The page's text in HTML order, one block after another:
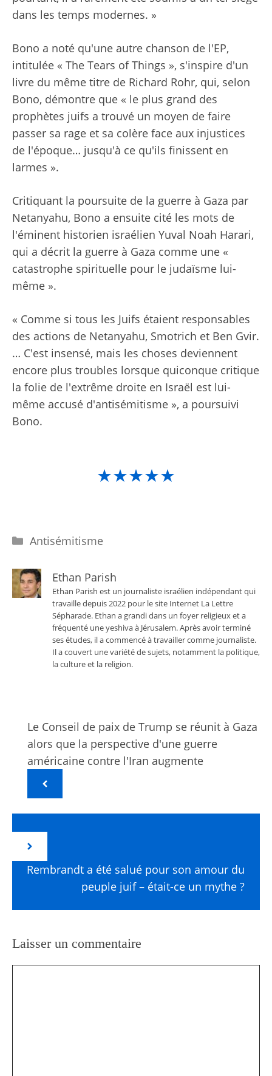
dans les temps modernes. »
Bono a noté qu'une autre chanson de l'EP,
intitulée « The Tears of Things », s'inspire d'un
livre du même titre de Richard Rohr, qui, selon
Bono, démontre que « le plus grand des
prophètes juifs a trouvé un moyen de faire
passer sa rage et sa colère face aux injustices
de l'époque… jusqu'à ce qu'ils finissent en
larmes ».
Critiquant la poursuite de la guerre à Gaza par
Netanyahu, Bono a ensuite cité les mots de
l'éminent historien israélien Yuval Noah Harari,
qui a décrit la guerre à Gaza comme une «
catastrophe spirituelle pour le judaïsme lui-
même ».
« Comme si tous les Juifs étaient responsables
des actions de Netanyahu, Smotrich et Ben Gvir.
… C'est insensé, mais les choses deviennent
encore plus troubles lorsque quiconque critique
la folie de l'extrême droite en Israël est lui-
même accusé d'antisémitisme », a poursuivi
Bono.
★★★★★
Catégories
Antisémitisme
Ethan Parish
Ethan Parish est un journaliste israélien indépendant qui
travaille depuis 2022 pour le site Internet La Lettre
Sépharade. Ethan a grandi dans un foyer religieux et a
fréquenté une yeshiva à Jérusalem. Après avoir terminé
ses études, il a commencé à travailler comme journaliste.
Il a couvert une variété de sujets, notamment la politique,
la culture et la religion.
Le Conseil de paix de Trump se réunit à Gaza
alors que la perspective d'une guerre
américaine contre l'Iran augmente
Rembrandt a été salué pour son amour du
peuple juif – était-ce un mythe ?
Laisser un commentaire